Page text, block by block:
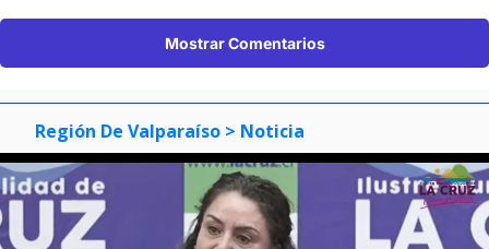
Mostrar Comentarios
Región De Valparaíso > Noticia